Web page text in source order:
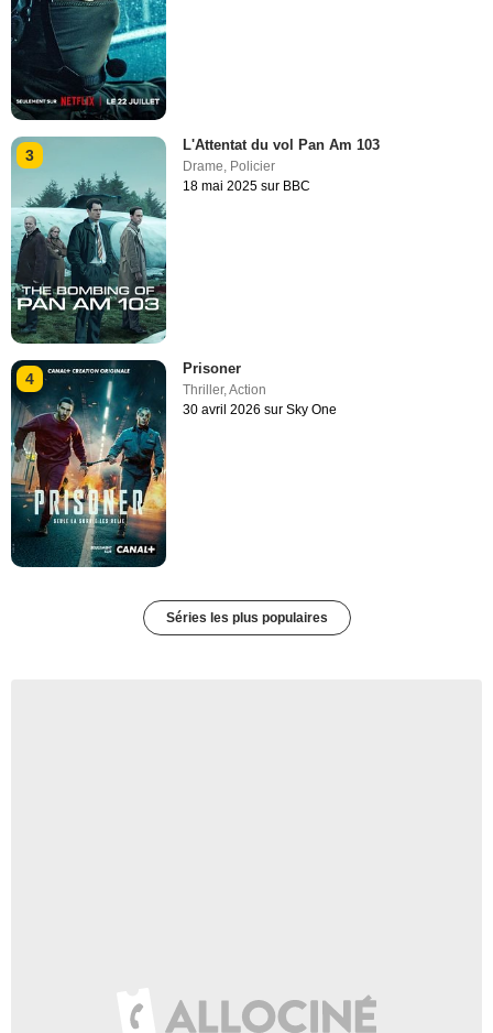
3
L'Attentat du vol Pan Am 103
Drame Policier
18 mai 2025 sur BBC
4
Prisoner
Thriller,Action
30 avril 2026 sur Sky One
Séries les plus populaires